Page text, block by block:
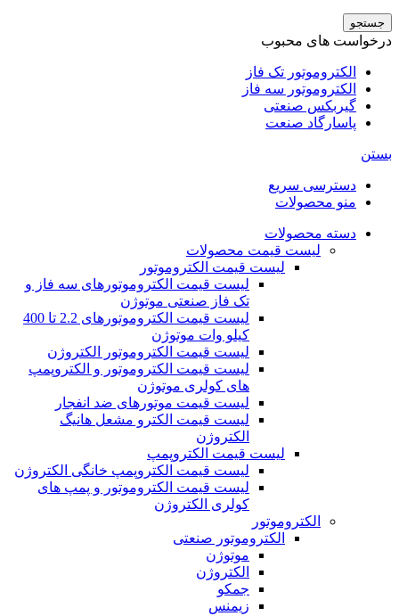
جستجو
درخواست های محبوب
الکتروموتور تک فاز
الکتروموتور سه فاز
گیربکس صنعتی
پاسارگاد صنعت
بستن
دسترسی سریع
منو محصولات
دسته محصولات
لیست قیمت محصولات
لیست قیمت الکتروموتور
لیست قیمت الکتروموتورهای سه فاز و
تک فاز صنعتی موتوژن
لیست قیمت الکتروموتورهای 2.2 تا 400
کیلو وات موتوژن
لیست قیمت الکتروموتور الکتروژن
لیست قیمت الکتروموتور و الکتروپمپ
های کولری موتوژن
لیست قیمت موتورهای ضد انفجار
لیست قیمت الکترو مشعل هانیگ
الکتروژن
لیست قیمت الکتروپمپ
لیست قیمت الکتروپمپ خانگی الکتروژن
لیست قیمت الکتروموتور و پمپ های
کولری الکتروژن
الکتروموتور
الکتروموتور صنعتی
موتوژن
الکتروژن
جمکو
زیمنس